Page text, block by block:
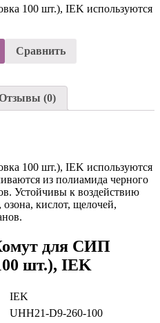
100 шт.), IEK используются
Сравнить
(0)
100 шт.), IEK используются
из полиамида черного
Устойчивы к воздействию
озона, кислот, щелочей,
для СИП
шт.), IEK
IEK
UHH21-D9-260-100